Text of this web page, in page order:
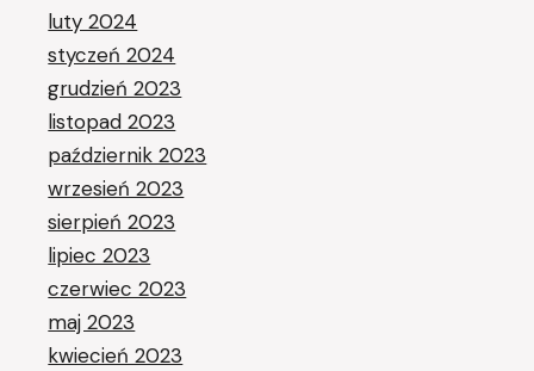
luty 2024
styczeń 2024
grudzień 2023
listopad 2023
październik 2023
wrzesień 2023
sierpień 2023
lipiec 2023
czerwiec 2023
maj 2023
kwiecień 2023